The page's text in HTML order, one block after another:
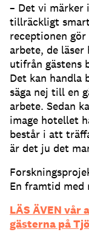
– Det vi märker
tillräckligt
receptionen
arbete, de läser
utifrån gästens
Det kan handla
säga nej till en
arbete. Sedan
image hotellet
består i att
är det ju det
En framtid med
LÄS ÄVEN vår
gästerna på